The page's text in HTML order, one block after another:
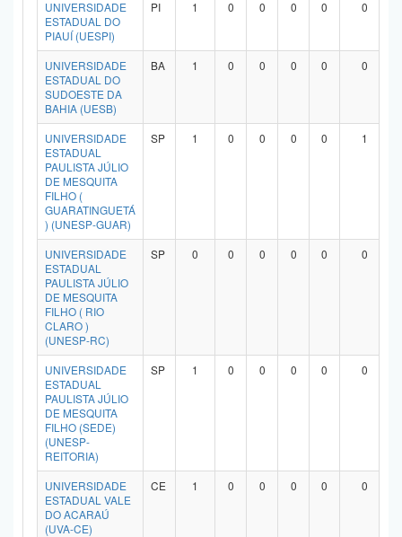
UNIVERSIDADE
ESTADUAL DO
PIAUÍ (UESPI)
PI 1 0 0 0 0 0
UNIVERSIDADE
ESTADUAL DO
SUDOESTE DA
BAHIA (UESB)
BA 1 0 0 0 0 0
UNIVERSIDADE
ESTADUAL
PAULISTA JÚLIO
DE MESQUITA
FILHO (
GUARATINGUETÁ
) (UNESP-GUAR)
SP 1 0 0 0 0 1
UNIVERSIDADE
ESTADUAL
PAULISTA JÚLIO
DE MESQUITA
FILHO ( RIO
CLARO )
(UNESP-RC)
SP 0 0 0 0 0 0
UNIVERSIDADE
ESTADUAL
PAULISTA JÚLIO
DE MESQUITA
FILHO (SEDE)
(UNESP-
REITORIA)
SP 1 0 0 0 0 0
UNIVERSIDADE
ESTADUAL VALE
DO ACARAÚ
(UVA-CE)
CE 1 0 0 0 0 0